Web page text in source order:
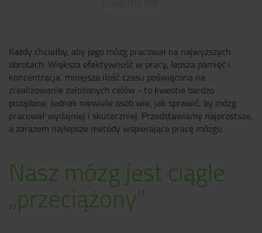
Każdy chciałby, aby jego mózg pracował na najwyższych
obrotach. Większa efektywność w pracy, lepsza pamięć i
koncentracja, mniejsza ilość czasu poświęcona na
zrealizowanie założonych celów - to kwestie bardzo
pożądane. Jednak niewiele osób wie, jak sprawić, by mózg
pracował wydajniej i skuteczniej. Przedstawiamy najprostsze,
a zarazem najlepsze metody wspierające pracę mózgu.
Nasz mózg jest ciągle
„przeciążony”